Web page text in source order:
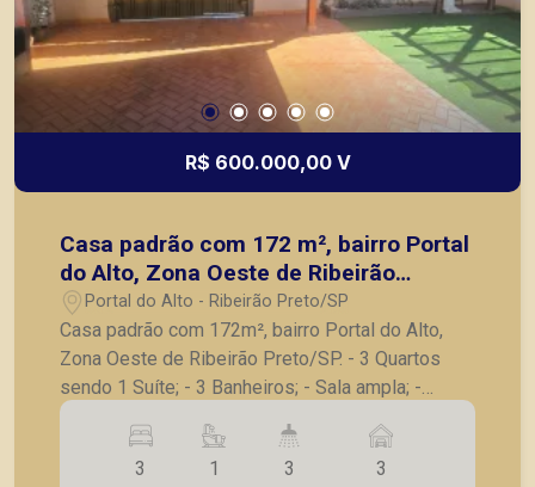
R$ 600.000,00 V
Casa padrão com 172 m², bairro Portal
do Alto, Zona Oeste de Ribeirão
Preto/SP.
Portal do Alto - Ribeirão Preto/SP
Casa padrão com 172m², bairro Portal do Alto,
Zona Oeste de Ribeirão Preto/SP. - 3 Quartos
sendo 1 Suíte; - 3 Banheiros; - Sala ampla; -
Cozinha; - Garagem para 3 carros; - Quintal com
pergolado, grama sintética ; - Piscina Aquecida; -
Área de churrasco ; - Ar condicionado ; -Ventilador
3 1 3 3